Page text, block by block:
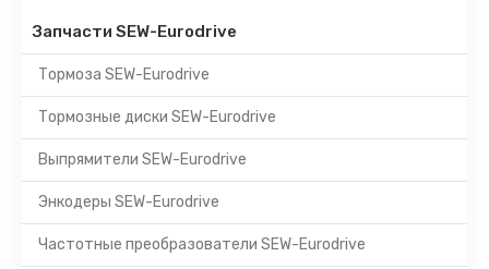
Запчасти SEW-Eurodrive
Тормоза SEW-Eurodrive
Тормозные диски SEW-Eurodrive
Выпрямители SEW-Eurodrive
Энкодеры SEW-Eurodrive
Частотные преобразователи SEW-Eurodrive